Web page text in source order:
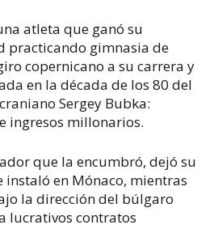
atleta que ganó su
practicando gimnasia de
copernicano a su carrera y
en la década de los 80 del
Sergey Bubka:
ingresos millonarios.
que la encumbró, dejó su
instaló en Mónaco, mientras
la dirección del búlgaro
lucrativos contratos